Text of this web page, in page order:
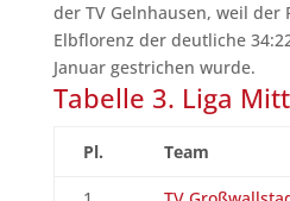
der TV Gelnhausen, weil der
Elbflorenz der deutliche
Januar gestrichen wurde.
Tabelle 3. Liga
Pl. Team